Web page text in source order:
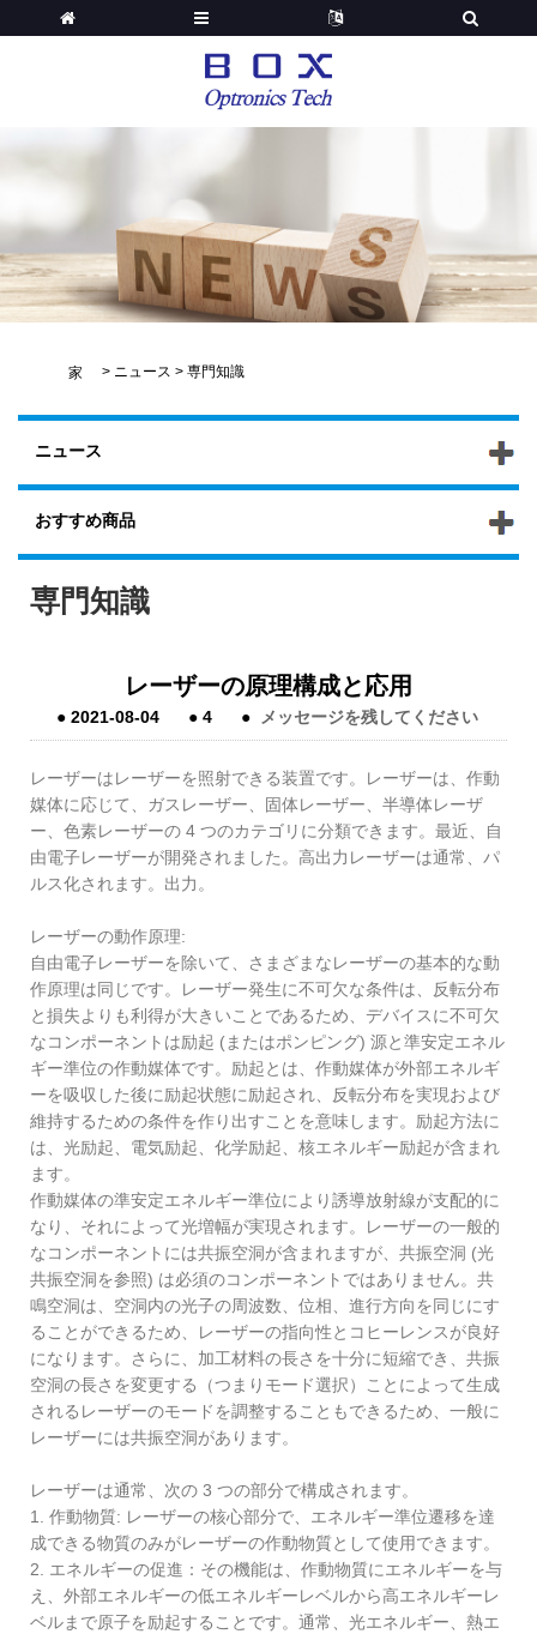
家 > ニュース > 専門知識
ニュース
おすすめ商品
専門知識
レーザーの原理構成と応用
●2021-08-04 ●4 ● メッセージを残してください
レーザーはレーザーを照射できる装置です。レーザーは、作動
媒体に応じて、ガスレーザー、固体レーザー、半導体レーザ
ー、色素レーザーの 4 つのカテゴリに分類できます。最近、自
由電子レーザーが開発されました。高出力レーザーは通常、パ
ルス化されます。出力。
レーザーの動作原理:
自由電子レーザーを除いて、さまざまなレーザーの基本的な動
作原理は同じです。レーザー発生に不可欠な条件は、反転分布
と損失よりも利得が大きいことであるため、デバイスに不可欠
なコンポーネントは励起 (またはポンピング) 源と準安定エネル
ギー準位の作動媒体です。励起とは、作動媒体が外部エネルギ
ーを吸収した後に励起状態に励起され、反転分布を実現および
維持するための条件を作り出すことを意味します。励起方法に
は、光励起、電気励起、化学励起、核エネルギー励起が含まれ
ます。
作動媒体の準安定エネルギー準位により誘導放射線が支配的に
なり、それによって光増幅が実現されます。レーザーの一般的
なコンポーネントには共振空洞が含まれますが、共振空洞 (光
共振空洞を参照) は必須のコンポーネントではありません。共
鳴空洞は、空洞内の光子の周波数、位相、進行方向を同じにす
ることができるため、レーザーの指向性とコヒーレンスが良好
になります。さらに、加工材料の長さを十分に短縮でき、共振
空洞の長さを変更する（つまりモード選択）ことによって生成
されるレーザーのモードを調整することもできるため、一般に
レーザーには共振空洞があります。
レーザーは通常、次の 3 つの部分で構成されます。
1. 作動物質: レーザーの核心部分で、エネルギー準位遷移を達
成できる物質のみがレーザーの作動物質として使用できます。
2. エネルギーの促進：その機能は、作動物質にエネルギーを与
え、外部エネルギーの低エネルギーレベルから高エネルギーレ
ベルまで原子を励起することです。通常、光エネルギー、熱エ